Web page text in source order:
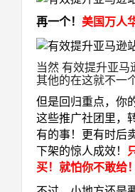
再一个！ 美国万人
当然 有效提升亚
其他的在这就不一
但是回归重点，你
这些推广社团里，
有的事！更有时后
下架的惊人成效！
买！就怕你不敢给！